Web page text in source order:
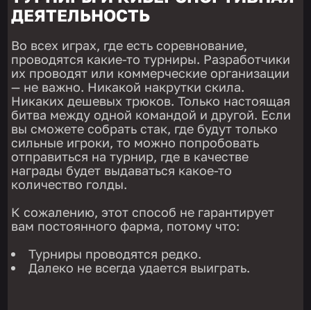
ДЕЯТЕЛЬНОСТЬ
Во всех играх, где есть соревнование,
проводятся какие-то турниры. Разработчики
их проводят или коммерческие организации
— не важно. Никакой накрутки скила.
Никаких дешевых трюков. Только настоящая
битва между одной командой и другой. Если
вы сможете собрать стак, где будут только
сильные игроки, то можно попробовать
отправиться на турнир, где в качестве
награды будет выдаваться какое-то
количество голды.
К сожалению, этот способ не гарантирует
вам постоянного фарма, потому что:
Турниры проводятся редко.
Далеко не всегда удается выиграть.